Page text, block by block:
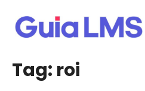
Tag: roi